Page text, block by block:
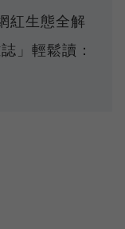
紅生態全解
」輕鬆讀：